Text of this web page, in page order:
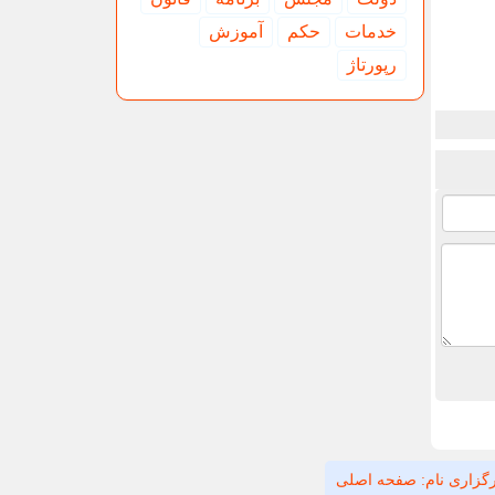
خدمات
حكم
آموزش
رپورتاژ
نام: صفحه اصلی